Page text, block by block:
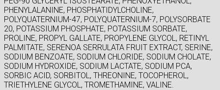
PHENYLALANINE, PHOSPHATIDYLCHOLINE,
POLYQUATERNIUM-47, POLYQUATERNIUM-7, POLYSORBATE
20, POTASSIUM PHOSPHATE, POTASSIUM SORBATE,
PROLINE, PROPYL GALLATE, PROPYLENE GLYCOL, RETINYL
PALMITATE, SERENOA SERRULATA FRUIT EXTRACT, SERINE,
SODIUM BENZOATE, SODIUM CHLORIDE, SODIUM CHOLATE,
SODIUM HYDROXIDE, SODIUM LACTATE, SODIUM PCA,
SORBIC ACID, SORBITOL, THREONINE, TOCOPHEROL,
TRIETHYLENE GLYCOL, TROMETHAMINE, VALINE.